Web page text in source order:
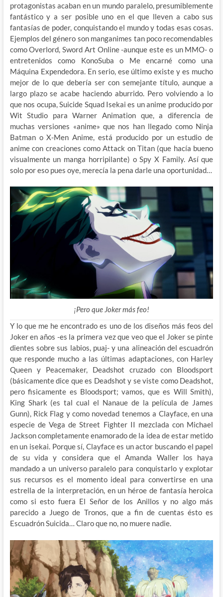
protagonistas acaban en un mundo paralelo, presumiblemente
fantástico y a ser posible uno en el que lleven a cabo sus
fantasías de poder, conquistando el mundo y todas esas cosas.
Ejemplos del género son manganimes tan poco recomendables
como Overlord, Sword Art Online -aunque este es un MMO- o
entretenidos como KonoSuba o Me encarné como una
Máquina Expendedora. En serio, ese último existe y es mucho
mejor de lo que debería ser con semejante título, aunque a
largo plazo se acabe haciendo aburrido. Pero volviendo a lo
que nos ocupa, Suicide Squad Isekai es un anime producido por
Wit Studio para Warner Animation que, a diferencia de
muchas versiones «anime» que nos han llegado como Ninja
Batman o X-Men Anime, está producido por un estudio de
anime con creaciones como Attack on Titan (que hacía bueno
visualmente un manga horripilante) o Spy X Family. Así que
solo por eso pues oye, merecía la pena darle una oportunidad…
¡Pero que Joker más feo!
Y lo que me he encontrado es uno de los diseños más feos del
Joker en años -es la primera vez que veo que el Joker se pinte
dientes sobre sus labios, puaj- y una alineación del escuadrón
que responde mucho a las últimas adaptaciones, con Harley
Queen y Peacemaker, Deadshot cruzado con Bloodsport
(básicamente dice que es Deadshot y se viste como Deadshot,
pero fisicamente es Bloodsport; vamos, que es Will Smith),
King Shark (es tal cual el Nanaue de la película de James
Gunn), Rick Flag y como novedad tenemos a Clayface, en una
especie de Vega de Street Fighter II mezclada con Michael
Jackson completamente enamorado de la idea de estar metido
en un isekai. Porque sí, Clayface es un actor buscando el papel
de su vida y considera que el Amanda Waller los haya
mandado a un universo paralelo para conquistarlo y explotar
sus recursos es el momento ideal para convertirse en una
estrella de la interpretación, en un héroe de fantasía heroica
como si esto fuera El Señor de los Anillos y no algo más
parecido a Juego de Tronos, que a fin de cuentas ésto es
Escuadrón Suicida… Claro que no, no muere nadie.